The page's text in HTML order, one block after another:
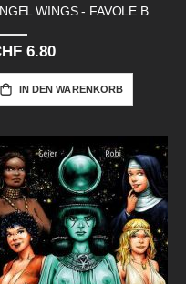
ANGEL WINGS - FAVOLE BOOKLET
6.80
IN DEN WARENKORB